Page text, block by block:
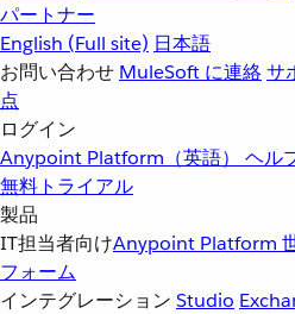
パートナー
English (Full site) 日本語
お問い合わせ MuleSoft に連絡サ
点
ログイン
Anypoint Platform（英語） ヘル
無料トライアル
製品
IT担当者向けAnypoint Platform
フォーム
インテグレーション Studio